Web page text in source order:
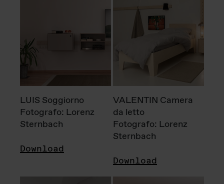
LUIS Soggiorno
Fotografo: Lorenz
Sternbach
Download
VALENTIN Camera
da letto
Fotografo: Lorenz
Sternbach
Download